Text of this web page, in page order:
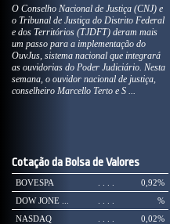
O Conselho Nacional de Justiça (CNJ) e
o Tribunal de Justiça do Distrito Federal
e dos Territórios (TJDFT) deram mais
um passo para a implementação do
OuvJus, sistema nacional que integrará
as ouvidorias do Poder Judiciário. Nesta
semana, o ouvidor nacional de justiça,
conselheiro Marcello Terto e S ...
Cotação da Bolsa de Valores
BOVESPA 0,92%
DOW JONE ...
%
NASDAQ
0,02%